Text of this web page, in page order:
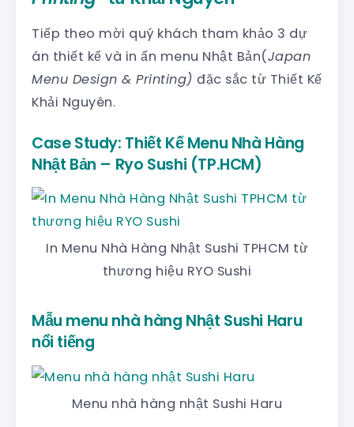
Tiếp theo mời quý khách tham khảo 3 dự
án thiết kế và in ấn menu Nhật Bản(Japan
Menu Design & Printing) đặc sắc từ Thiết Kế
Khải Nguyên.
Case Study: Thiết Kế Menu Nhà Hàng
Nhật Bản – Ryo Sushi (TP.HCM)
In Menu Nhà Hàng Nhật Sushi TPHCM từ
thương hiệu RYO Sushi
Mẫu menu nhà hàng Nhật Sushi Haru
nổi tiếng
Menu nhà hàng nhật Sushi Haru